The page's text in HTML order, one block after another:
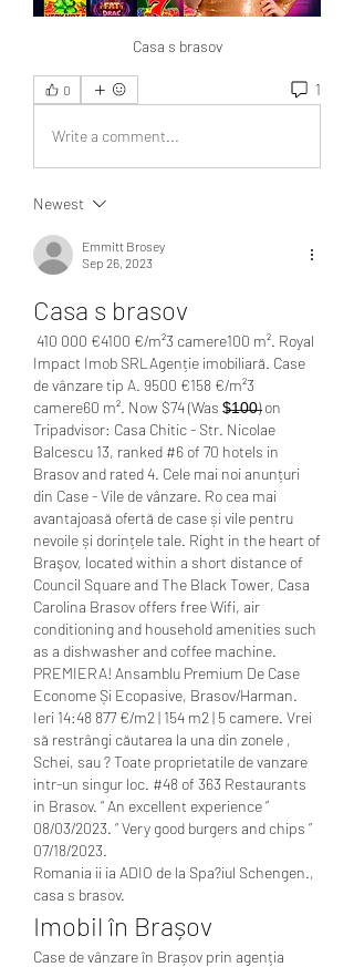
Casa s brasov
0 1
Write a comment...
Newest
Emmitt Brosey
Sep 26, 2023
Casa s brasov
Impact Imob SRLAgenție imobiliară. Case
de vânzare tip A. 9500 €158 €/m²3
camere60 m². Now $74 (Was $̶1̶0̶0̶) on
Tripadvisor: Casa Chitic - Str. Nicolae
Balcescu 13, ranked #6 of 70 hotels in
Brasov and rated 4. Cele mai noi anunțuri
din Case - Vile de vânzare. Ro cea mai
avantajoasă ofertă de case și vile pentru
nevoile și dorințele tale. Right in the heart of
Braşov, located within a short distance of
Council Square and The Black Tower, Casa
Carolina Brasov offers free Wifi, air
conditioning and household amenities such
as a dishwasher and coffee machine.
PREMIERA! Ansamblu Premium De Case
Econome Și Ecopasive, Brasov/Harman.
Ieri 14:48 877 €/m2 | 154 m2 | 5 camere. Vrei
să restrângi căutarea la una din zonele ,
Schei, sau ? Toate proprietatile de vanzare
intr-un singur loc. #48 of 363 Restaurants
in Brasov. “ An excellent experience ”
08/03/2023. “ Very good burgers and chips ”
07/18/2023.
Romania ii ia ADIO de la Spa?iul Schengen.,
casa s brasov.
Imobil în Brașov
Case de vânzare în Brașov prin agenția